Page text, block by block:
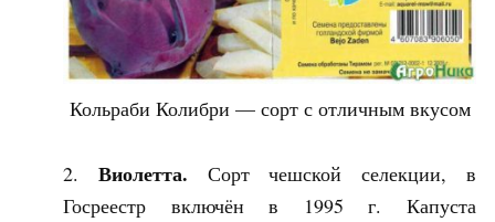
Кольраби Колибри — сорт с отличным вкусом
Виолетта. Сорт чешской селекции, в
Госреестр включён в 1995 г. Капуста